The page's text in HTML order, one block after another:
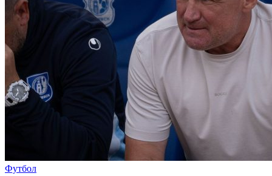
Футбол